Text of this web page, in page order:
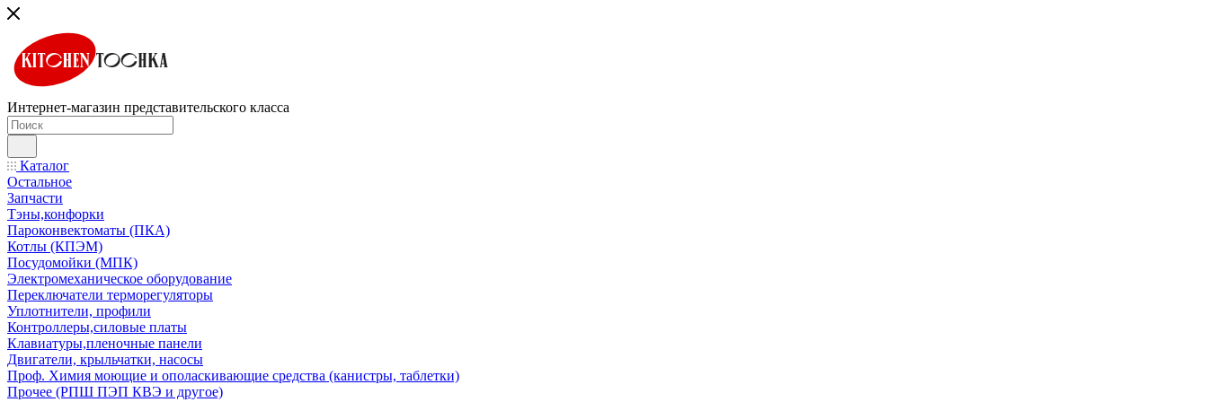
Интернет-магазин представительского класса
Каталог
Остальное
Запчасти
Тэны,конфорки
Пароконвектоматы (ПКА)
Котлы (КПЭМ)
Посудомойки (МПК)
Электромеханическое оборудование
Переключатели терморегуляторы
Уплотнители, профили
Контроллеры,силовые платы
Клавиатуры,пленочные панели
Двигатели, крыльчатки, насосы
Проф. Химия моющие и ополаскивающие средства (канистры, таблетки)
Прочее (РПШ ПЭП КВЭ и другое)